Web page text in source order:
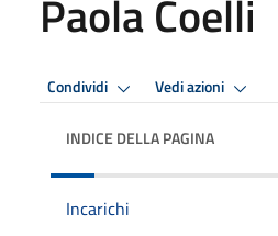
Paola Coelli
Condividi Vedi azioni
INDICE DELLA PAGINA
Incarichi